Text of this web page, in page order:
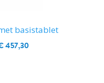
basistablet
457,30